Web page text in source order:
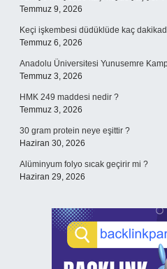
Temmuz 9, 2026
Keçi işkembesi düdüklüde kaç
Temmuz 6, 2026
Anadolu Üniversitesi Yunusemre
Temmuz 3, 2026
HMK 249 maddesi nedir ?
Temmuz 3, 2026
30 gram protein neye eşittir ?
Haziran 30, 2026
Alüminyum folyo sıcak geçirir mi ?
Haziran 29, 2026